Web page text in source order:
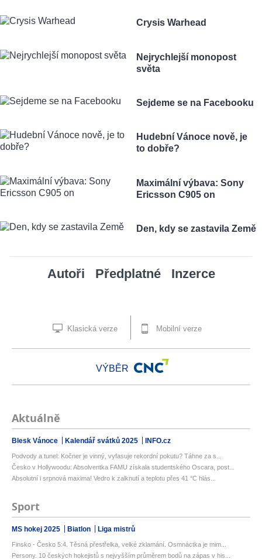
Crysis Warhead
Nejrychlejší monopost
světa
Sejdeme se na Facebooku
Hudební Vánoce nově, je
to dobře?
Maximální výbava: Sony
Ericsson C905 on
Den, kdy se zastavila Země
Autoři Předplatné Inzerce
Klasická verze Mobilní verze
VÝBĚR
Aktuálně
Blesk Vánoce Kalendář svátků 2025 INFO.cz
Podvody a tunel: Kočner je vinný, vyfasuje rekordní pokutu? Táhne za s...
Česko v Hollywoodu: Absolventka FAMU získala studentského Oscara, post...
Absolutní i srpnová maxima! Vedro k zalknutí a teplotu přes 41 °C hlás...
Sport
MS hokej 2025 Biatlon Liga mistrů
Finsko - Česko 5:4. Těsná přestřelka, velké zklamání. Osmnáctka je mim...
Persony. 10 českých hokejistů s nejvyšším průměrem bodů na zápas v his...